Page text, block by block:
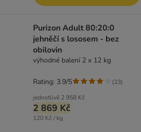
Purizon Adult 80:20:0
jehněčí s lososem - bez
obilovin
výhodné balení 2 x 12 kg
jednotlivě 2 958 Kč
2 869 Kč
120 Kč / kg
Rating: 3.9/5 (23)